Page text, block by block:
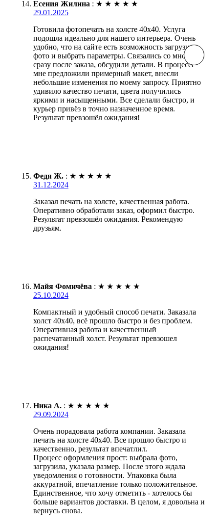
Есения Жилина : ★ ★ ★ ★ ★
29.01.2025
Готовила фотопечать на холсте 40х40. Услуга
подошла идеально для нашего интерьера. Очень
удобно, что на сайте есть возможность загрузить
фото и выбрать параметры. Связались со мной
сразу после заказа, обсудили детали. В процессе
мне предложили примерный макет, внесли
небольшие изменения по моему запросу. Приятно
удивило качество печати, цвета получились
яркими и насыщенными. Все сделали быстро, и
курьер привёз в точно назначенное время.
Результат превзошёл ожидания!
Федя Ж. : ★ ★ ★ ★ ★
31.12.2024
Заказал печать на холсте, качественная работа.
Оперативно обработали заказ, оформил быстро.
Результат превзошёл ожидания. Рекомендую
друзьям.
Майя Фомичёва : ★ ★ ★ ★ ★
25.10.2024
Компактный и удобный способ печати. Заказала
холст 40х40, всё прошло быстро и без проблем.
Оперативная работа и качественный
распечатанный холст. Результат превзошел
ожидания!
Ника А. : ★ ★ ★ ★ ★
29.09.2024
Очень порадовала работа компании. Заказала
печать на холсте 40х40. Все прошло быстро и
качественно, результат впечатлил.
Процесс оформления прост: выбрала фото,
загрузила, указала размер. После этого ждала
уведомления о готовности. Упаковка была
аккуратной, впечатление только положительное.
Единственное, что хочу отметить - хотелось бы
больше вариантов доставки. В целом, я довольна и
вернусь снова.